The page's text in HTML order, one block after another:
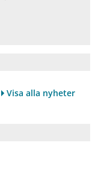
Visa alla nyheter